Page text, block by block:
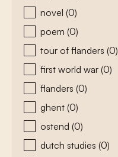
novel (0)
poem (0)
tour of flanders (0)
first world war (0)
flanders (0)
ghent (0)
ostend (0)
dutch studies (0)